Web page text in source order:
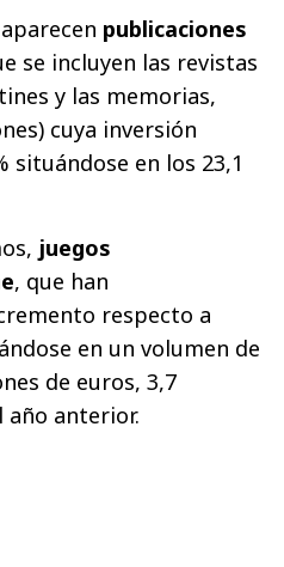
publicaciones
se incluyen las revistas
y las memorias,
cuya inversión
situándose en los 23,1
juegos
, que han
respecto a
en un volumen de
de euros, 3,7
año anterior.